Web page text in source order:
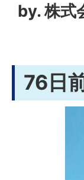
by. 株式
76日